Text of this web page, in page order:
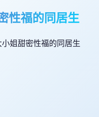
性福的同居生
姐甜密性福的同居生